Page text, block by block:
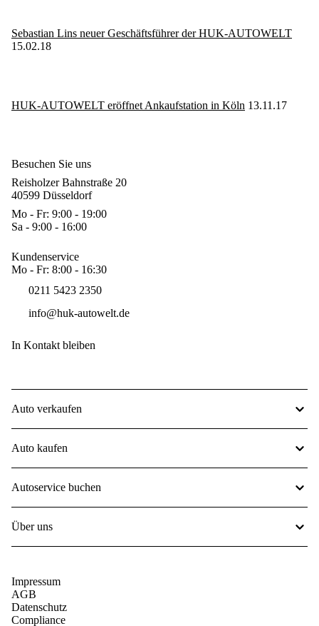
Sebastian Lins neuer Geschäftsführer der HUK-AUTOWELT
15.02.18
HUK-AUTOWELT eröffnet Ankaufstation in Köln 13.11.17
Besuchen Sie uns
Reisholzer Bahnstraße 20
40599 Düsseldorf
Mo - Fr: 9:00 - 19:00
Sa - 9:00 - 16:00
Kundenservice
Mo - Fr: 8:00 - 16:30
0211 5423 2350
info@huk-autowelt.de
In Kontakt bleiben
Auto verkaufen
Auto kaufen
Autoservice buchen
Über uns
Impressum
AGB
Datenschutz
Compliance